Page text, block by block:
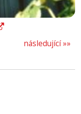
následující »»